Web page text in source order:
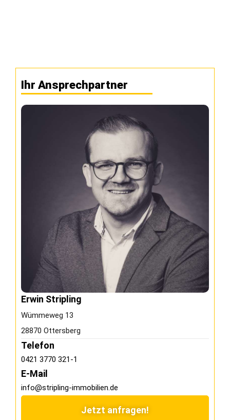
Ihr Ansprechpartner
Erwin Stripling
Wümmeweg 13
28870 Ottersberg
Telefon
0421 3770 321-1
E-Mail
info@stripling-immobilien.de
Jetzt anfragen!